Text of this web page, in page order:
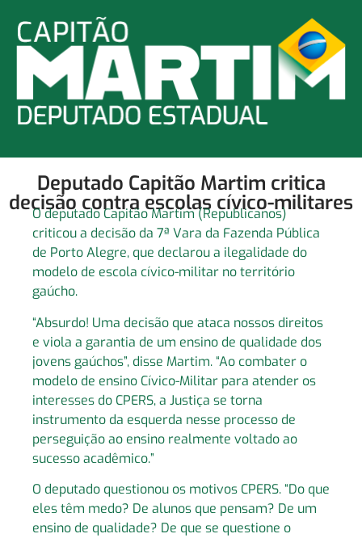
Deputado Capitão Martim critica
decisão contra escolas cívico-militares
O deputado Capitão Martim (Republicanos)
criticou a decisão da 7ª Vara da Fazenda Pública
de Porto Alegre, que declarou a ilegalidade do
modelo de escola cívico-militar no território
gaúcho.
“Absurdo! Uma decisão que ataca nossos direitos
e viola a garantia de um ensino de qualidade dos
jovens gaúchos”, disse Martim. “Ao combater o
modelo de ensino Cívico-Militar para atender os
interesses do CPERS, a Justiça se torna
instrumento da esquerda nesse processo de
perseguição ao ensino realmente voltado ao
sucesso acadêmico.”
O deputado questionou os motivos CPERS. “Do que
eles têm medo? De alunos que pensam? De um
ensino de qualidade? De que se questione o